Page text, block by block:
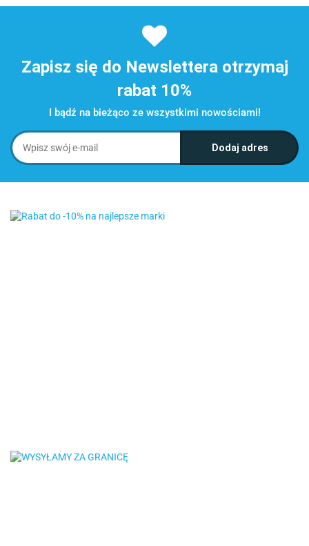
Zapisz się do Newslettera otrzymaj
rabat 10%
I bądź na bieżąco ze wszystkimi nowościami!